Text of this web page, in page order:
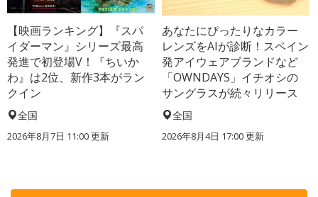
【映画ランキング】『スパ
イダーマン』シリーズ最高
発進で初登場V！『ちいか
わ』は2位、新作3本がラン
クイン
全国
2026年8月7日 11:00更新
あなたにぴったりなカラー
レンズをAIが診断！スペイン
発アイウェアブランドなど
「OWNDAYS」イチオシの
サングラスが続々リリース
全国
2026年8月4日 17:00更新